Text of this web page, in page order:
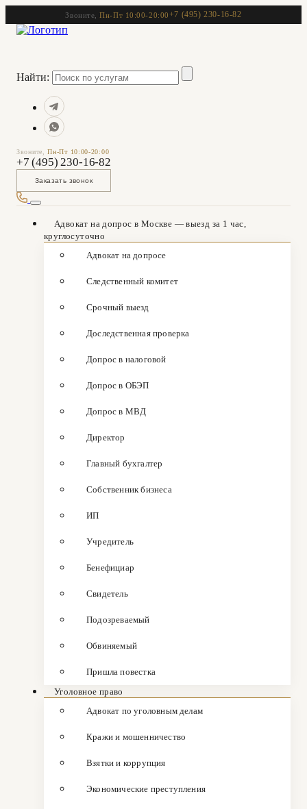
Звоните,Пн-Пт 10:00-20:00+7 (495) 230-16-82
Найти:
Звоните,Пн-Пт 10:00-20:00
+7 (495) 230-16-82
Заказать звонок
Адвокат на допрос в Москве — выезд за 1 час,
круглосуточно
Адвокат на допросе
Следственный комитет
Срочный выезд
Доследственная проверка
Допрос в налоговой
Допрос в ОБЭП
Допрос в МВД
Директор
Главный бухгалтер
Собственник бизнеса
ИП
Учредитель
Бенефициар
Свидетель
Подозреваемый
Обвиняемый
Пришла повестка
Уголовное право
Адвокат по уголовным делам
Кражи и мошенничество
Взятки и коррупция
Экономические преступления